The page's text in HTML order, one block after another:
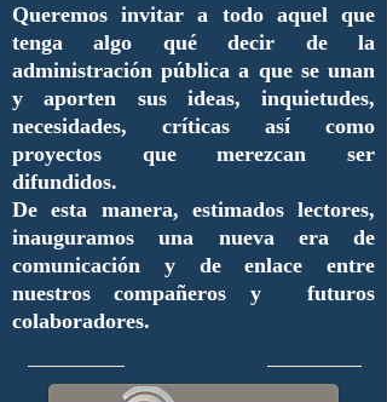
Queremos invitar a todo aquel que
tenga algo qué decir de la
administración pública a que se unan
y aporten sus ideas, inquietudes,
necesidades, críticas así como
proyectos que merezcan ser
difundidos.
De esta manera, estimados lectores,
inauguramos una nueva era de
comunicación y de enlace entre
nuestros compañeros y futuros
colaboradores.